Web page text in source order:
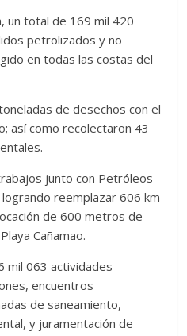
un total de 169 mil 420
petrolizados y no
en todas las costas del
de desechos con el
así como recolectaron 43
junto con Petróleos
logrando reemplazar 606 km
de 600 metros de
Cañamao.
mil 063 actividades
encuentros
de saneamiento,
y juramentación de